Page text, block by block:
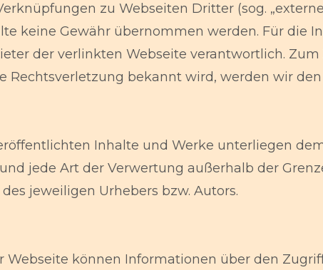
zu Webseiten Dritter (sog.
keine Gewähr übernommen werden. Für die
der verlinkten Webseite verantwortlich.
Rechtsverletzung bekannt wird, werden wir
Inhalte und Werke unterliegen
jede Art der Verwertung außerhalb der
jeweiligen Urhebers bzw. Autors.
Webseite können Informationen über den